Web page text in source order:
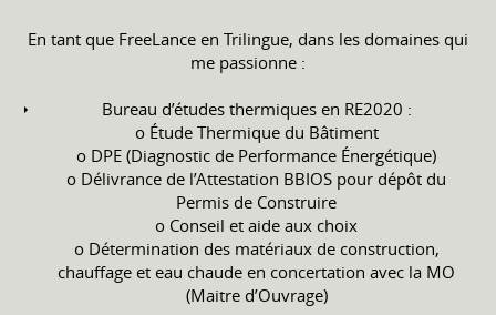
En tant que FreeLance en Trilingue, dans les domaines qui
me passionne :
Bureau d’études thermiques en RE2020 :
o Étude Thermique du Bâtiment
o DPE (Diagnostic de Performance Énergétique)
o Délivrance de l’Attestation BBIOS pour dépôt du
Permis de Construire
o Conseil et aide aux choix
o Détermination des matériaux de construction,
chauffage et eau chaude en concertation avec la MO
(Maitre d’Ouvrage)